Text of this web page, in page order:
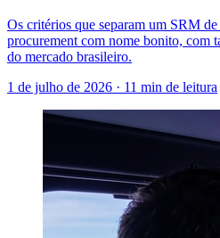
Os critérios que separam um SRM
procurement com nome bonito, com
do mercado brasileiro.
1 de julho de 2026 · 11 min de leitura